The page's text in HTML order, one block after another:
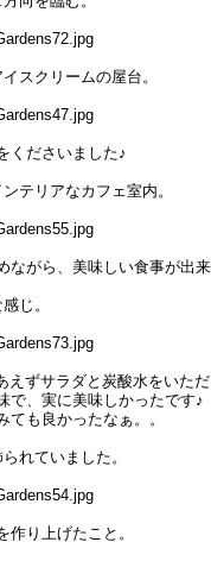
スクリームの屋台。
くださいました♪
テリアなカフェ室内。
ながら、美味しい食事が出来
じ。
えずサラダと炭酸水をいただ
で、実に美味しかったです♪
ても良かったなぁ。。
れていました。
作り上げたこと。